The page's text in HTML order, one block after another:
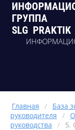
ГРУППА
SLG PRAKTIK
Главная / База
руководителя
/
руководства
/ 5.